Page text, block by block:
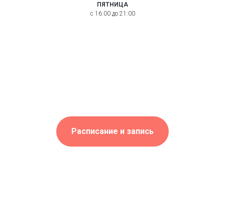
ПЯТНИЦА
с 16:00 до 21:00
Расписание и запись